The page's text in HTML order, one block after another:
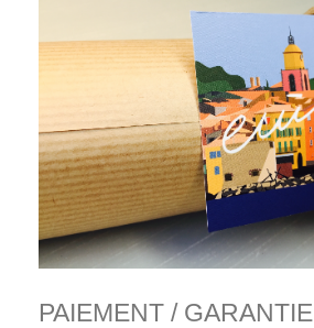
PAIEMENT / GARANTIE